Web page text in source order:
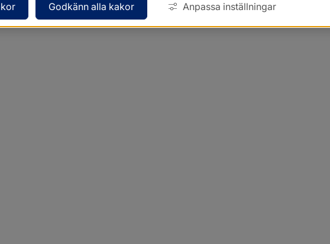
Godkänn alla kakor Anpassa inställningar